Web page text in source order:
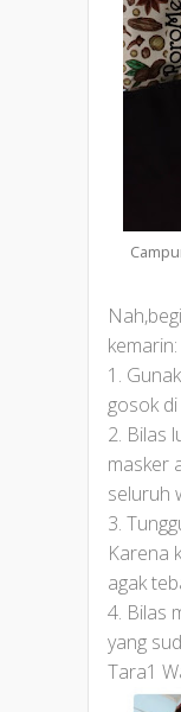
kemarin:
1.
gosok
2. Bilas
masker
seluruh
3.
Karena
agak
4. Bilas
yang
Tara1